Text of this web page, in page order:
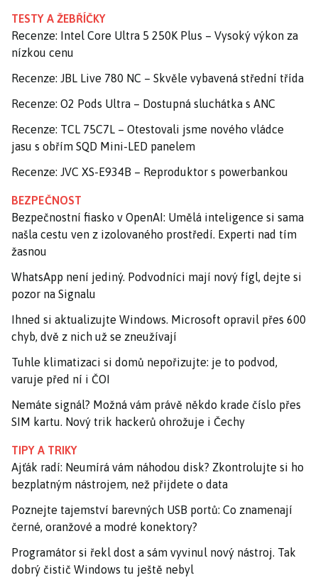
TESTY A ŽEBŘÍČKY
Recenze: Intel Core Ultra 5 250K Plus – Vysoký výkon za
nízkou cenu
Recenze: JBL Live 780 NC – Skvěle vybavená střední třída
Recenze: O2 Pods Ultra – Dostupná sluchátka s ANC
Recenze: TCL 75C7L – Otestovali jsme nového vládce
jasu s obřím SQD Mini-LED panelem
Recenze: JVC XS-E934B – Reproduktor s powerbankou
BEZPEČNOST
Bezpečnostní fiasko v OpenAI: Umělá inteligence si sama
našla cestu ven z izolovaného prostředí. Experti nad tím
žasnou
WhatsApp není jediný. Podvodníci mají nový fígl, dejte si
pozor na Signalu
Ihned si aktualizujte Windows. Microsoft opravil přes 600
chyb, dvě z nich už se zneužívají
Tuhle klimatizaci si domů nepořizujte: je to podvod,
varuje před ní i ČOI
Nemáte signál? Možná vám právě někdo krade číslo přes
SIM kartu. Nový trik hackerů ohrožuje i Čechy
TIPY A TRIKY
Ajťák radí: Neumírá vám náhodou disk? Zkontrolujte si ho
bezplatným nástrojem, než přijdete o data
Poznejte tajemství barevných USB portů: Co znamenají
černé, oranžové a modré konektory?
Programátor si řekl dost a sám vyvinul nový nástroj. Tak
dobrý čistič Windows tu ještě nebyl